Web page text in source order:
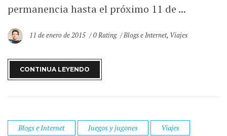
permanencia hasta el próximo 11 de ...
11 de enero de 2015 0 Rating Blogs e Internet, Viajes
CONTINUA LEYENDO
Blogs e Internet Juegos y jugones Viajes